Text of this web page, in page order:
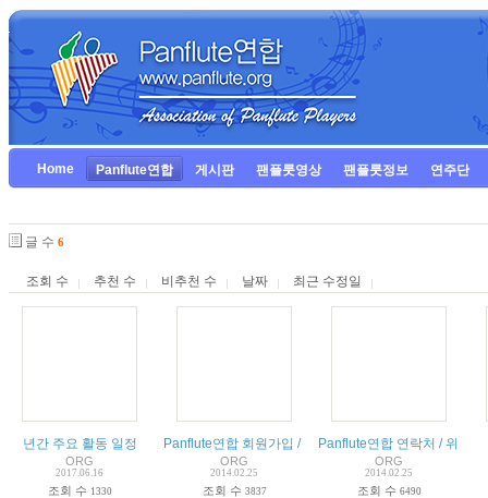
Home Panflute연합 게시판 팬플룻영상 팬플룻정보 연주단
글 수 6
조회 수 추천 수 비추천 수 날짜 최근 수정일
년간 주요 활동 일정
ORG
2017.06.16
조회 수 1330
Panflute연합 회원가입 / FAQ
ORG
2014.02.25
조회 수 3837
Panflute연합 연락처 / 위치
ORG
2014.02.25
조회 수 6490